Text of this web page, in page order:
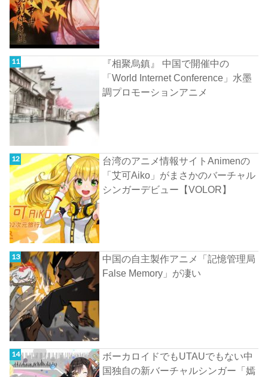
『相聚烏鎮』 中国で開催中の
「World Internet Conference」水墨
調プロモーションアニメ
台湾のアニメ情報サイトAnimenの
「艾可Aiko」がまさかのバーチャル
シンガーデビュー【VOLOR】
中国の自主製作アニメ「記憶管理局
False Memory」が凄い
ボーカロイドでもUTAUでもない中
国独自の新バーチャルシンガー「嫣